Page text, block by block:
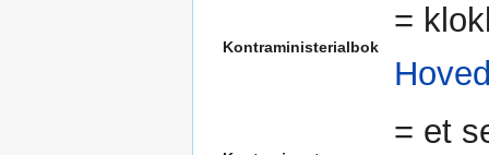
Kontraministerialbok
=
= et